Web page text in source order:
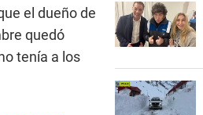
el dueño de
quedó
tenía a los